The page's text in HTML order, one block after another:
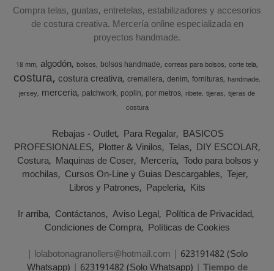
Compra telas, guatas, entretelas, estabilizadores y accesorios
de costura creativa. Mercería online especializada en
proyectos handmade.
18 mm algodón bolsos bolsos handmade correas para bolsos corte tela
costura costura creativa cremallera denim fornituras handmade
jersey merceria patchwork poplin por metros ribete tijeras tijeras de
costura
Rebajas - Outlet Para Regalar BASICOS
PROFESIONALES Plotter & Vinilos Telas DIY ESCOLAR
Costura Maquinas de Coser Mercería Todo para bolsos y
mochilas Cursos On-Line y Guias Descargables Tejer
Libros y Patrones Papeleria Kits
Ir arriba Contáctanos Aviso Legal Política de Privacidad
Condiciones de Compra Políticas de Cookies
| lolabotonagranollers@hotmail.com | 623191482 (Solo